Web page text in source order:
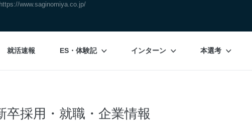
https://www.saginomiya.co.jp/
就活速報 ES・体験記 インターン 本選考
卒採用・就職・企業情報